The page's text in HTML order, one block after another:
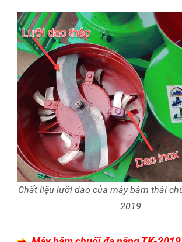
Chất liệu lưỡi dao của máy băm thái
2019